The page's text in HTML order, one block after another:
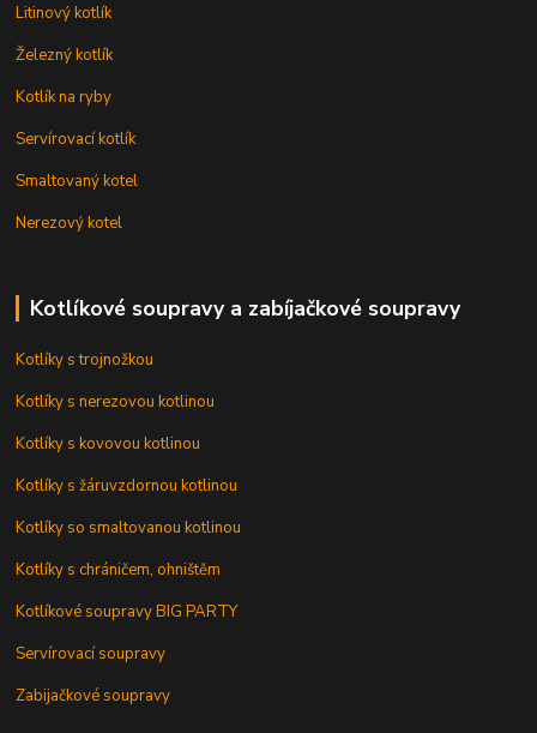
Litinový kotlík
Železný kotlík
Kotlík na ryby
Servírovací kotlík
Smaltovaný kotel
Nerezový kotel
Kotlíkové soupravy a zabíjačkové soupravy
Kotlíky s trojnožkou
Kotlíky s nerezovou kotlinou
Kotlíky s kovovou kotlinou
Kotlíky s žáruvzdornou kotlinou
Kotlíky so smaltovanou kotlinou
Kotlíky s chráničem, ohništěm
Kotlíkové soupravy BIG PARTY
Servírovací soupravy
Zabijačkové soupravy